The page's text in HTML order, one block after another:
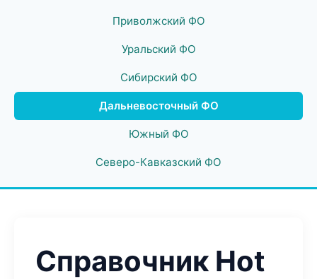
Приволжский ФО
Уральский ФО
Сибирский ФО
Дальневосточный ФО
Южный ФО
Северо-Кавказский ФО
Справочник Hot